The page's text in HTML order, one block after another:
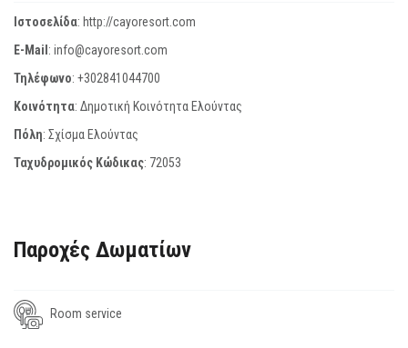
Ιστοσελίδα: http://cayoresort.com
E-Mail: info@cayoresort.com
Τηλέφωνο: +302841044700
Κοινότητα: Δημοτική Κοινότητα Ελούντας
Πόλη: Σχίσμα Ελούντας
Ταχυδρομικός Κώδικας: 72053
Παροχές Δωματίων
Room service